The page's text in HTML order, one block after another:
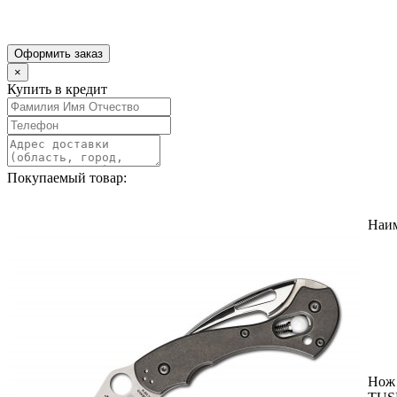
Оформить заказ
×
Купить в кредит
Покупаемый товар:
Нож